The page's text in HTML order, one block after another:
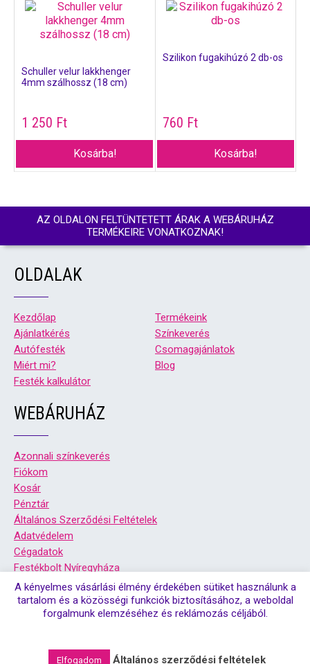
Schuller velur lakkhenger
4mm szálhossz (18 cm)
1 250 Ft
Kosárba!
Szilikon fugakihúzó 2 db-os
760 Ft
Kosárba!
AZ OLDALON FELTÜNTETETT ÁRAK A WEBÁRUHÁZ
TERMÉKEIRE VONATKOZNAK!
OLDALAK
Kezdőlap
Termékeink
Ajánlatkérés
Színkeverés
Autófesték
Csomagajánlatok
Miért mi?
Blog
Festék kalkulátor
WEBÁRUHÁZ
Azonnali színkeverés
Fiókom
Kosár
Pénztár
Általános Szerződési Feltételek
Adatvédelem
Cégadatok
Festékbolt Nyíregyháza
Festékbolt Debrecen
© Copyright 2026. Színsziget festékbolt debrecen, és
nyíregyháza | Minden jog fenntartva!
A kényelmes vásárlási élmény érdekében sütiket használunk a
tartalom és a közösségi funkciók biztosításához, a weboldal
forgalmunk elemzéséhez és reklámozás céljából.
Elfogadom Általános szerződési feltételek